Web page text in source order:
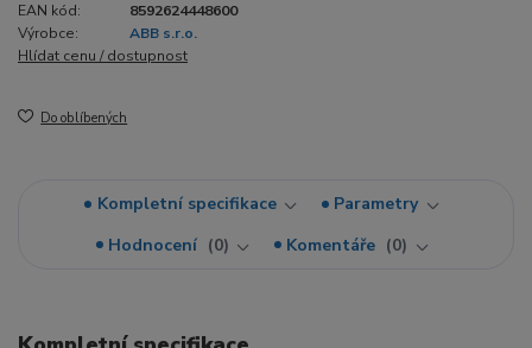
EAN kód:
8592624448600
Výrobce:
ABB s.r.o.
Hlídat cenu / dostupnost
Do oblíbených
Kompletní specifikace
Parametry
Hodnocení
0 Komentáře 0